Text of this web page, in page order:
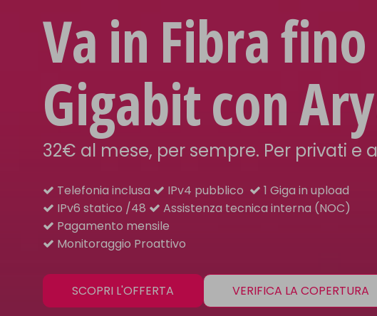
Va in Fibra
Gigabit con
32€ al mese, per sempre. Per privati e
Telefonia inclusa IPv4 pubblico
1 Giga in upload
IPv6 statico /48
Assistenza tecnica interna (NOC)
Pagamento mensile
Monitoraggio Proattivo
SCOPRI L'OFFERTA VERIFICA LA COPERTURA